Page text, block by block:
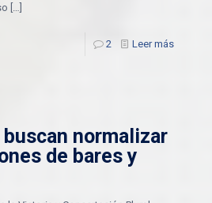
2 Leer más
normalizar
de bares y